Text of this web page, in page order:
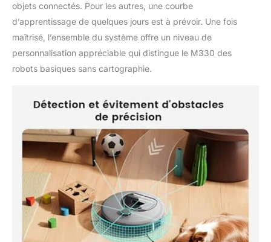
objets connectés. Pour les autres, une courbe
d’apprentissage de quelques jours est à prévoir. Une fois
maîtrisé, l’ensemble du système offre un niveau de
personnalisation appréciable qui distingue le M330 des
robots basiques sans cartographie.